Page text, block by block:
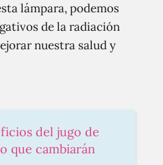
lámpara, podemos
de la radiación
nuestra salud y
del jugo de
que cambiarán